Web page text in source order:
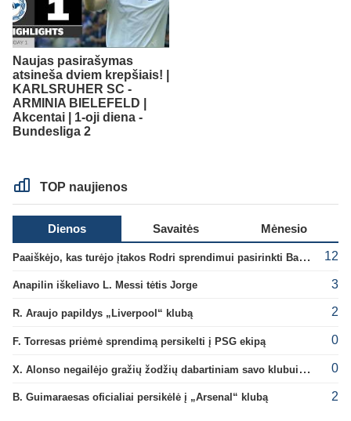
Naujas pasirašymas
atsineša dviem krepšiais! |
KARLSRUHER SC -
ARMINIA BIELEFELD |
Akcentai | 1-oji diena -
Bundesliga 2
TOP naujienos
Dienos Savaitės Mėnesio
Paaiškėjo, kas turėjo įtakos Rodri sprendimui pasirinkti Barselonos pusę 12
Anapilin iškeliavo L. Messi tėtis Jorge 3
R. Araujo papildys „Liverpool“ klubą 2
F. Torresas priėmė sprendimą persikelti į PSG ekipą 0
X. Alonso negailėjo gražių žodžių dabartiniam savo klubui „Chelsea“ 0
B. Guimaraesas oficialiai persikėlė į „Arsenal“ klubą 2